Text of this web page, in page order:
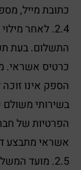
כתובת מייל,
2.4. לאחר
התשלום. בעת
כרטיס אשראי.
הספק אינו
בשירותי
הפרטיות של
אשראי מתבצע
2.5. מועד